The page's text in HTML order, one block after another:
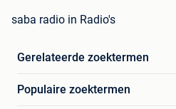
saba radio in Radio's
Gerelateerde zoektermen
Populaire zoektermen